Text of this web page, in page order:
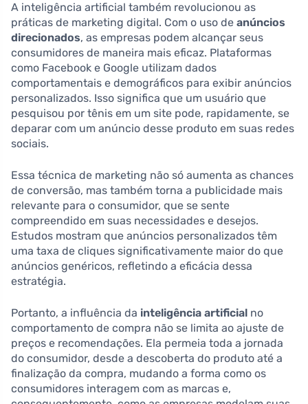
A inteligência artificial também revolucionou as
práticas de marketing digital. Com o uso de anúncios
direcionados, as empresas podem alcançar seus
consumidores de maneira mais eficaz. Plataformas
como Facebook e Google utilizam dados
comportamentais e demográficos para exibir anúncios
personalizados. Isso significa que um usuário que
pesquisou por tênis em um site pode, rapidamente, se
deparar com um anúncio desse produto em suas redes
sociais.
Essa técnica de marketing não só aumenta as chances
de conversão, mas também torna a publicidade mais
relevante para o consumidor, que se sente
compreendido em suas necessidades e desejos.
Estudos mostram que anúncios personalizados têm
uma taxa de cliques significativamente maior do que
anúncios genéricos, refletindo a eficácia dessa
estratégia.
Portanto, a influência da inteligência artificial no
comportamento de compra não se limita ao ajuste de
preços e recomendações. Ela permeia toda a jornada
do consumidor, desde a descoberta do produto até a
finalização da compra, mudando a forma como os
consumidores interagem com as marcas e,